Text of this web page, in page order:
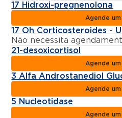
17 Hidroxi-pregnenolona
Agende
17 Oh Corticosteroides -
Não necessita
21-desoxicortisol
Agende
3 Alfa Androstanediol
Agende
5 Nucleotidase
Agende